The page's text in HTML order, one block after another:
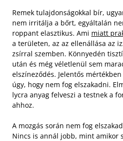
Remek tulajdonságokkal bír,
nem irritálja a bőrt, egyáltalán
roppant elasztikus. Ami miatt
a területen, az az ellenállása az
zsírral szemben. Könnyedén
után és még véletlenül sem
elszíneződés. Jelentős
úgy, hogy nem fog elszakadni.
lycra anyag felveszi a testnek a
ahhoz.
A mozgás során nem fog
Nincs is annál jobb, mint amikor